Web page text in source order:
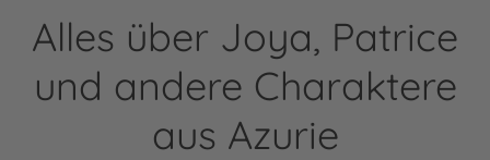
Alles über Joya, Patrice
und andere Charaktere
aus Azurie